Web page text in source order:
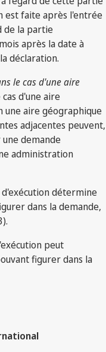
est faite après l'entrée
de la partie
après la date à
déclaration.
le cas d'une aire
d'une aire
une aire géographique
adjacentes peuvent,
demande
administration
détermine
dans la demande,
peut
figurer dans la